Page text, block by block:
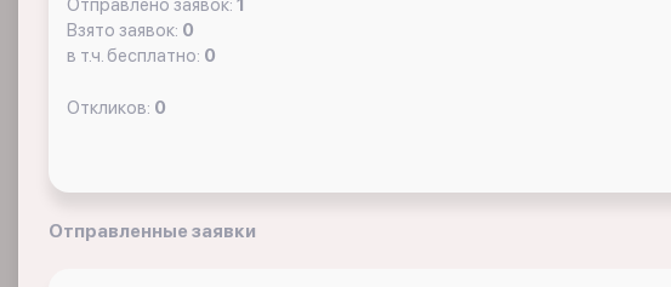
Отправлено заявок: 1
Взято заявок: 0
в т.ч. бесплатно: 0
Откликов: 0
Отправленные заявки